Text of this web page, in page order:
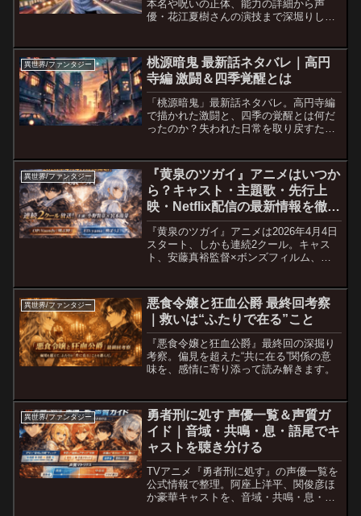
本名や呪いの正体、能力の詳細から声
優・花江夏樹さんの演技まで深堀りしま
異世界/ファンタジー
桃源暗鬼 最新話ネタバレ｜高円
寺編 激闘＆四季覚醒とは
「桃源暗鬼」最新話ネタバレ。高円寺編
で描かれた激闘と、四季の覚醒とは何だ
ったのか？失われた日常を取り戻すため
す。
異世界/ファンタジー
『黄泉のツガイ』アニメはいつか
ら？キャスト・主題歌・先行上
映・Netflix配信の最新情報を徹底
解説【2026年4月最新版】
『黄泉のツガイ』アニメは2026年4月4日
スタート、しかも連続2クール。キャス
ト、安藤真裕監督×ボンズフィルム、主
め。
異世界/ファンタジー
悪食令嬢と狂血公爵 最終回考察
｜救いは“ふたりで在る”こと
『悪食令嬢と狂血公爵』最終回の深掘り
考察。偏見を超えた“共に在る”関係の意
味を、感情に寄り添って読み解きます。
異世界/ファンタジー
勇者刑に処す 声優一覧＆声質ガ
イド｜音域・共鳴・息・語尾でキ
ャストを聴き分ける
TVアニメ『勇者刑に処す』の声優一覧を
公式情報で整理。阿座上洋平、関俊彦ほ
か豪華キャストを、音域・共鳴・息・語